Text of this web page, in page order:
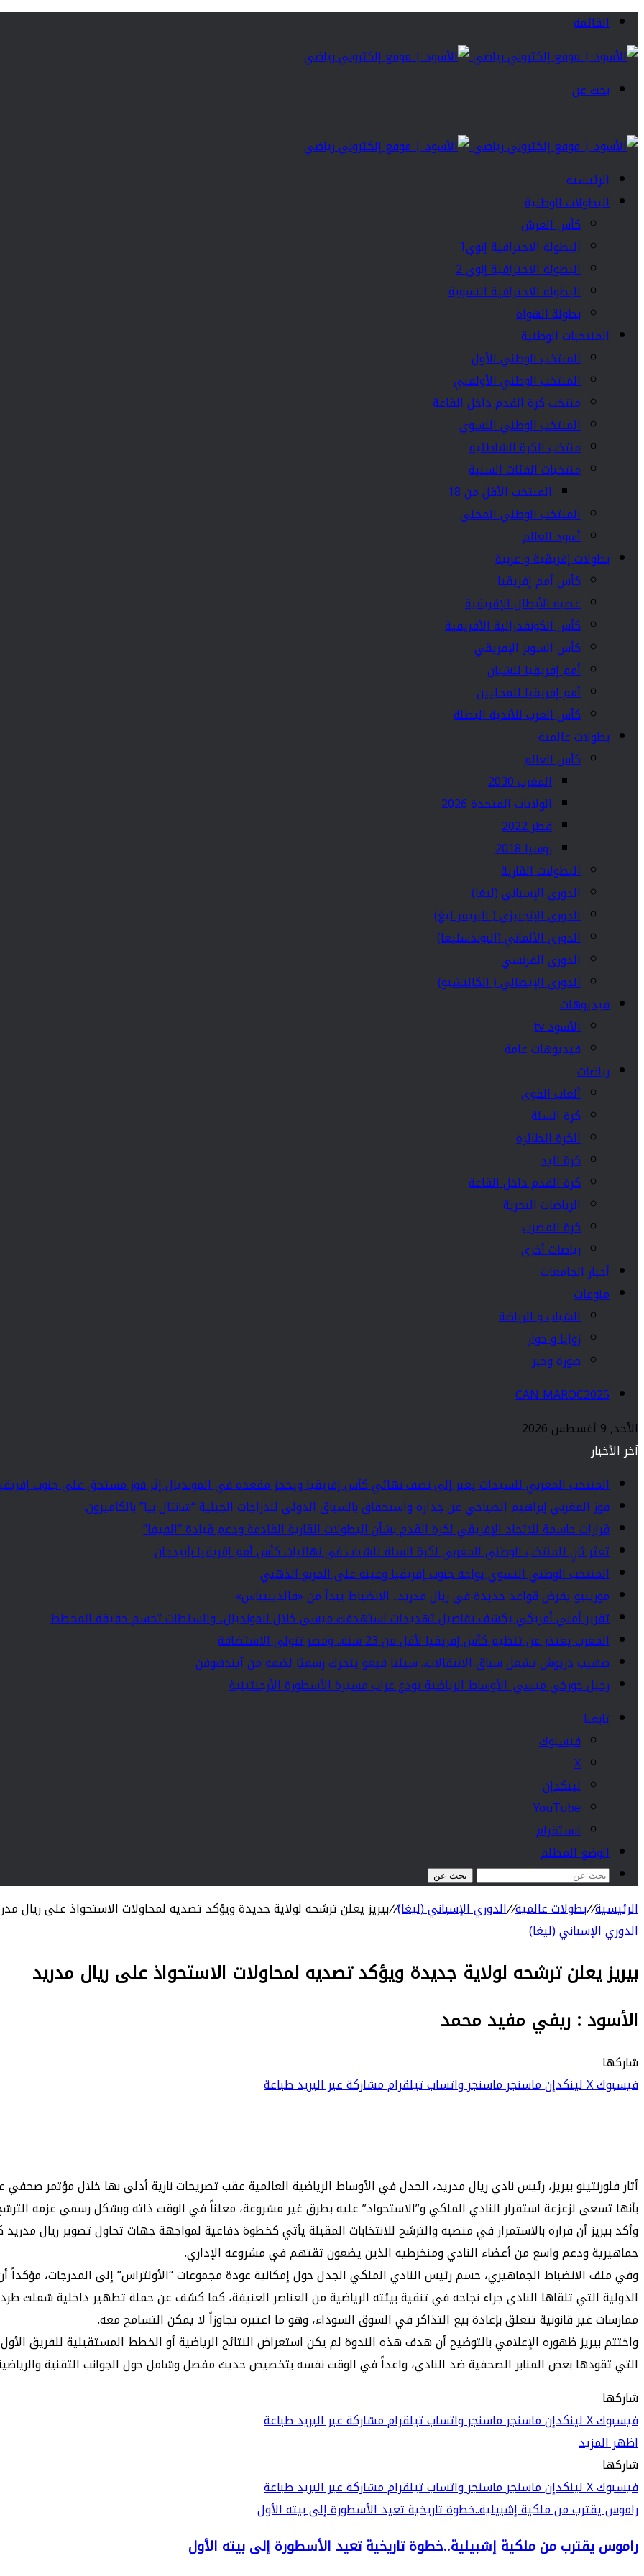
القائمة
بحث عن
الرئيسية
البطولات الوطنية
كأس العرش
البطولة الاحترافية إنوي1
البطولة الاحترافية إنوي 2
البطولة الاحترافية النسوية
بطولة الهواة
المنتخبات الوطنية
المنتخب الوطني الأول
المنتخب الوطني الأولمبي
منتخب كرة القدم داخل القاعة
المنتخب الوطني النسوي
منتخب الكرة الشاطئية
منتخبات الفئات السنية
المنتخب الأقل من 18
المنتخب الوطني المحلي
أسود العالم
بطولات إفريقية و عربية
كأس أمم إفريقيا
عصبة الأبطال الإفريقية
كأس الكونفدرالية الأفريقية
كأس السوبر الإفريقي
أمم إفريقيا للشبان
أمم إفريقيا للمحليين
كأس العرب للأندية البطلة
بطولات عالمية
كأس العالم
المغرب 2030
الولايات المتحدة 2026
قطر 2022
روسيا 2018
البطولات القارية
الدوري الإسباني (ليغا)
الدوري الإنجليزي ( البريمر ليغ)
الدوري الألماني (البوندسليغا)
الدوري الفرنسي
الدوري الإيطالي ( الكالتشيو)
فيديوهات
الأسود tv
فيديوهات عامة
رياضات
ألعاب القوى
كرة السلة
الكرة الطائرة
كرة اليد
كرة القدم داخل القاعة
الرياضات البحرية
كرة المضرب
رياضات أخرى
أخبار الجامعات
منوعات
الشباب و الرياضة
زوايا و حوار
صورة وخبر
CAN MAROC2025
الأحد, 9 أغسطس 2026
آخر الأخبار
المنتخب المغربي للسيدات يعبر إلى نصف نهائي كأس إفريقيا ويحجز مقعده في المونديال إثر فوز مستحق على جنوب
فوز المغربي إبراهيم الصباحي عن جدارة واستحقاق بالسباق الدولي للدراجات الجبلية “شانتال بيا” بالكاميرون.
قرارات حاسمة للاتحاد الإفريقي لكرة القدم بشأن البطولات القارية القادمة ودعم قيادة “الفيفا”
تعثر ثانٍ للمنتخب الوطني المغربي لكرة السلة للشباب في نهائيات كأس أمم إفريقيا بأبيدجان
المنتخب الوطني النسوي يواجه جنوب إفريقيا وعينه على المربع الذهبي
مورينيو يفرض قواعد جديدة في ريال مدريد.. الانضباط يبدأ من «فالديبيباس»
تقرير أمني أمريكي يكشف تفاصيل تهديدات استهدفت ميسي خلال المونديال.. والسلطات تحسم حقيقة المخطط
المغرب يعتذر عن تنظيم كأس إفريقيا لأقل من 23 سنة.. ومصر تتولى الاستضافة
صهيب دريوش يشعل سباق الانتقالات.. سيلتا فيغو يتحرك رسميًا لضمه من آيندهوفن
رحيل خورخي ميسي: الأوساط الرياضية تودع عراب مسيرة الأسطورة الأرجنتينية
تابعنا
فيسبوك
‫X
لينكدإن
‫YouTube
انستقرام
الوضع المظلم
بحث عن
الرئيسية//بطولات عالمية//الدوري الإسباني (ليغا)//بيريز يعلن ترشحه لولاية جديدة ويؤكد تصديه لمحاولات الاستحواذ على ريال
الدوري الإسباني (ليغا)
بيريز يعلن ترشحه لولاية جديدة ويؤكد تصديه لمحاولات الاستحواذ على ريال مدريد
الأسود : ريفي مفيد محمد
شاركها
فيسبوك‫Xلينكدإنماسنجرماسنجرواتسابتيلقراممشاركة عبر البريدطباعة
​أثار فلورنتينو بيريز، رئيس نادي ريال مدريد، الجدل في الأوساط الرياضية العالمية عقب تصريحات نارية أدلى بها خلال مؤتمر
بأنها تسعى لزعزعة استقرار النادي الملكي و”الاستحواذ” عليه بطرق غير مشروعة، معلناً في الوقت ذاته وبشكل رسمي عزمه
​وأكد بيريز أن قراره بالاستمرار في منصبه والترشح للانتخابات المقبلة يأتي كخطوة دفاعية لمواجهة جهات تحاول تصوير ريال
جماهيرية ودعم واسع من أعضاء النادي ومنخرطيه الذين يضعون ثقتهم في مشروعه الإداري.
​وفي ملف الانضباط الجماهيري، حسم رئيس النادي الملكي الجدل حول إمكانية عودة مجموعات “الأولتراس” إلى المدرجات، مؤكداً أن
ممارسات غير قانونية تتعلق بإعادة بيع التذاكر في السوق السوداء، وهو ما اعتبره تجاوزاً لا يمكن التسامح معه.
​واختتم بيريز ظهوره الإعلامي بالتوضيح أن هدف هذه الندوة لم يكن استعراض النتائج الرياضية أو الخطط المستقبلية للفريق
التي تقودها بعض المنابر الصحفية ضد النادي، واعداً في الوقت نفسه بتخصيص حديث مفصل وشامل حول الجوانب التقنية والرياضية
شاركها
فيسبوك‫Xلينكدإنماسنجرماسنجرواتسابتيلقراممشاركة عبر البريدطباعة
اظهر المزيد
شاركها
فيسبوك‫Xلينكدإنماسنجرماسنجرواتسابتيلقراممشاركة عبر البريدطباعة
راموس يقترب من ملكية إشبيلية..خطوة تاريخية تعيد الأسطورة إلى بيته الأول
راموس يقترب من ملكية إشبيلية..خطوة تاريخية تعيد الأسطورة إلى بيته الأول